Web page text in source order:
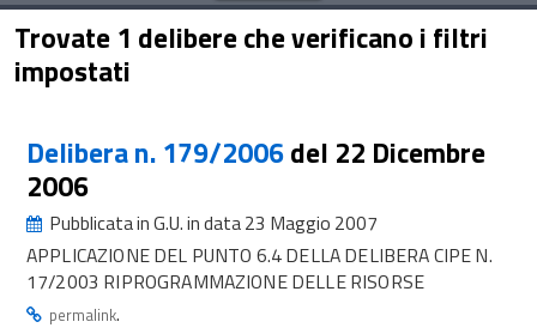
Trovate 1 delibere che verificano i filtri
impostati
Delibera n. 179/2006del 22 Dicembre
2006
Pubblicata in G.U. in data 23 Maggio 2007
APPLICAZIONE DEL PUNTO 6.4 DELLA DELIBERA CIPE N.
17/2003 RIPROGRAMMAZIONE DELLE RISORSE
permalink.